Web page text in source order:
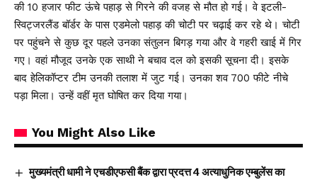
की 10 हजार फीट ऊंचे पहाड़ से गिरने की वजह से मौत हो गई। वे इटली-
स्विट्जरलैंड बॉर्डर के पास एडमेलो पहाड़ की चोटी पर चढ़ाई कर रहे थे। चोटी
पर पहुंचने से कुछ दूर पहले उनका संतुलन बिगड़ गया और वे गहरी खाई में गिर
गए। वहां मौजूद उनके एक साथी ने बचाव दल को इसकी सूचना दी। इसके
बाद हेलिकॉप्टर टीम उनकी तलाश में जुट गई। उनका शव 700 फीटे नीचे
पड़ा मिला। उन्हें वहीं मृत घोषित कर दिया गया।
You Might Also Like
मुख्यमंत्री धामी ने एचडीएफसी बैंक द्वारा प्रदत्त 4 अत्याधुनिक एम्बुलेंस का